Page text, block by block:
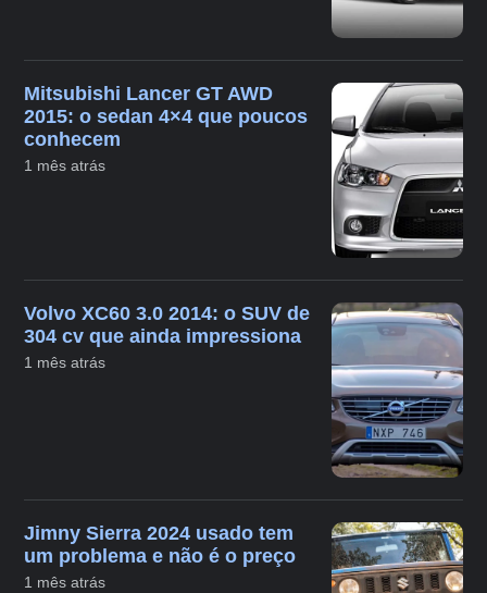
Mitsubishi Lancer GT AWD
2015: o sedan 4×4 que poucos
conhecem
1 mês atrás
Volvo XC60 3.0 2014: o SUV de
304 cv que ainda impressiona
1 mês atrás
Jimny Sierra 2024 usado tem
um problema e não é o preço
1 mês atrás